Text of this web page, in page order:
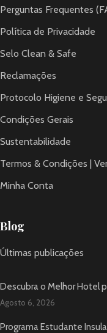
Perguntas Frequentes
Política de Privacidade
Selo Clean & Safe
Reclamações
Protocolo Higiene e
Condições Gerais
Sustentabilidade
Termos & Condições |
Minha Conta
Blog
Últimas publicações
Descubra o Melhor Hotel
Agosto 6, 2026
Programa Estudante